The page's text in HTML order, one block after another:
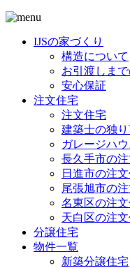
IJSの家づくり
構造について
お引渡しま
安心保証
注文住宅
注文住宅
建築士の独
ガレージハウ
長久手市の
日進市の注
尾張旭市の
名東区の注
天白区の注
分譲住宅
物件一覧
新築分譲住宅